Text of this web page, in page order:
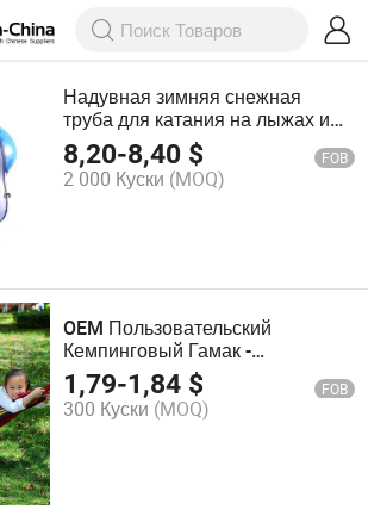
Надувная зимняя снежная
труба для катания на лыжах и
водных развлечений
8,20-8,40 $ FOB
2 000 Куски (MOQ)
OEM Пользовательский
Кемпинговый Гамак -
Портативный из Хлопка с
Сумкой для Переноски
1,79-1,84 $ FOB
300 Куски (MOQ)